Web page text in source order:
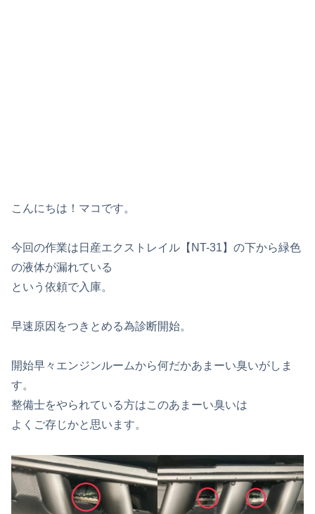
こんにちは！マコです。
今回の作業は日産エクストレイル【NT-31】の下から緑色
の液体が漏れている
という依頼で入庫。
早速原因をつきとめる為診断開始。
開始早々エンジンルームから何だかあまーい臭いがしま
す。
整備士をやられている方はこのあまーい臭いは
よくご存じかと思います。